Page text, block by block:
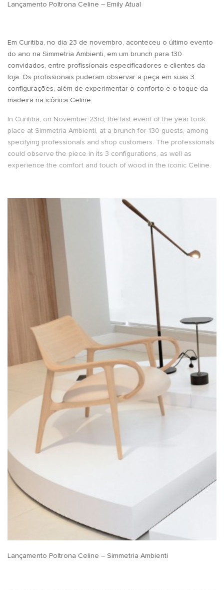
Lançamento Poltrona Celine – Emily Atual
Em Curitiba, no dia 23 de novembro, aconteceu o último evento
do ano na Simmetria Ambienti, em um brunch para 130
convidados, entre profissionais especificadores e clientes da
loja. Os profissionais puderam observar a peça em suas 3
configurações, além de experimentar o conforto e o toque da
madeira na icônica Celine.
In Curitiba, on November 23rd, the last event of the year took
place at Simmetria Ambienti, at a brunch for 130 guests, among
specifying professionals and shop customers. The professionals
could observe the piece in its 3 configurations, as well as
experience the comfort and touch of wood in the iconic Celine.
Lançamento Poltrona Celine – Simmetria Ambienti